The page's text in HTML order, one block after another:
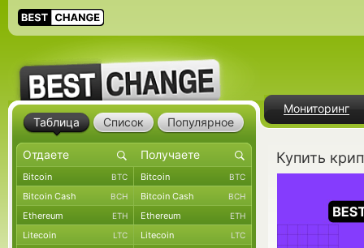
Мониторинг
Купить
Таблица Список Популярное
Bitcoin BTC Bitcoin BTC
Bitcoin Cash BCH Bitcoin Cash BCH
Ethereum ETH Ethereum ETH
Litecoin LTC Litecoin LTC